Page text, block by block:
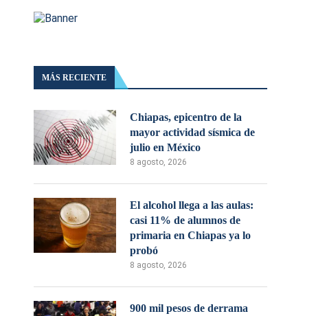
MÁS RECIENTE
Chiapas, epicentro de la
mayor actividad sísmica de
julio en México
8 agosto, 2026
El alcohol llega a las aulas:
casi 11% de alumnos de
primaria en Chiapas ya lo
probó
8 agosto, 2026
900 mil pesos de derrama